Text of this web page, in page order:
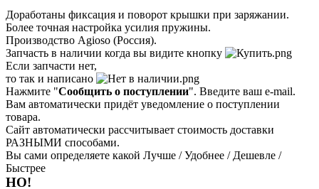
Доработаны фиксация и поворот крышки при заряжании.
Более точная настройка усилия пружины.
Производство Agioso (Россия).
Запчасть в наличии когда вы видите кнопку
Если запчасти нет,
то так и написано
Нажмите "Сообщить о поступлении". Введите ваш e-mail.
Вам автоматически придёт уведомление о поступлении
товара.
Сайт автоматически рассчитывает стоимость доставки
РАЗНЫМИ способами.
Вы сами определяете какой Лучше / Удобнее / Дешевле /
Быстрее
НО!